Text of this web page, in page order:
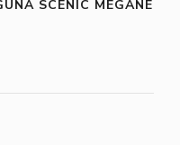
SCENIC MEGANE